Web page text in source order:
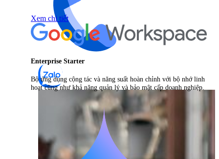
Xem chi tiết
Enterprise Starter
Bộ ứng dụng cộng tác và năng suất hoàn chỉnh với bộ nhớ linh
hoạt cũng như khả năng quản lý và bảo mật cấp doanh nghiệp.